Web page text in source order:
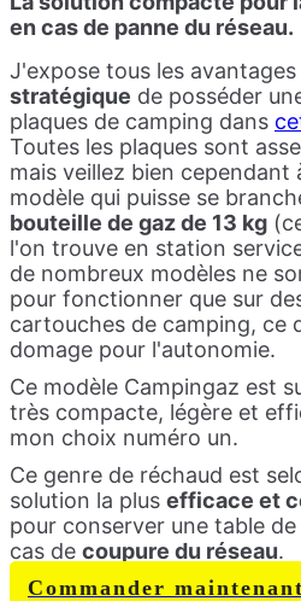
en cas de panne du réseau.
J'expose tous les avantages
stratégique de posséder
plaques de camping dans
Toutes les plaques sont
mais veillez bien cependant
modèle qui puisse se
bouteille de gaz de 13 kg
l'on trouve en station
de nombreux modèles ne
pour fonctionner que sur
cartouches de camping, ce
domage pour l'autonomie.
Ce modèle Campingaz est
très compacte, légère et
mon choix numéro un.
Ce genre de réchaud est
solution la plus efficace et
pour conserver une table de
cas de coupure du réseau.
Commander maintenant